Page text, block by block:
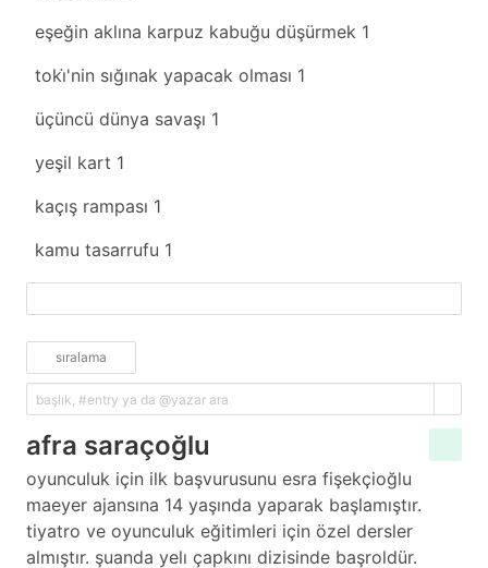
eşeğin aklına karpuz kabuğu düşürmek 1
toki̇'nin sığınak yapacak olması 1
üçüncü dünya savaşı 1
yeşil kart 1
kaçış rampası 1
kamu tasarrufu 1
sıralama
afra saraçoğlu
oyunculuk için ilk başvurusunu esra fişekçioğlu
maeyer ajansına 14 yaşında yaparak başlamıştır.
tiyatro ve oyunculuk eğitimleri için özel dersler
almıştır. şuanda yelı çapkını dizisinde başroldür.